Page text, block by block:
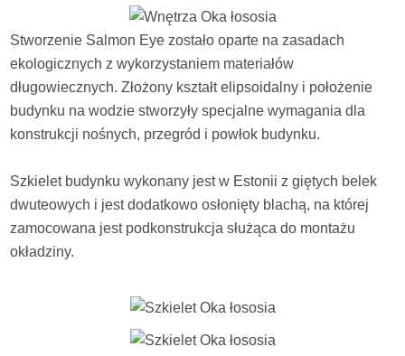
Stworzenie Salmon Eye zostało oparte na zasadach
ekologicznych z wykorzystaniem materiałów
długowiecznych. Złożony kształt elipsoidalny i położenie
budynku na wodzie stworzyły specjalne wymagania dla
konstrukcji nośnych, przegród i powłok budynku.
Szkielet budynku wykonany jest w Estonii z giętych belek
dwuteowych i jest dodatkowo osłonięty blachą, na której
zamocowana jest podkonstrukcja służąca do montażu
okładziny.